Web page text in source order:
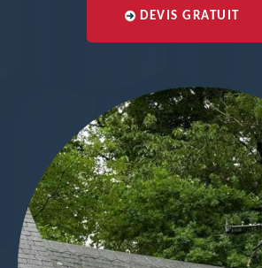
DEVIS GRATUIT